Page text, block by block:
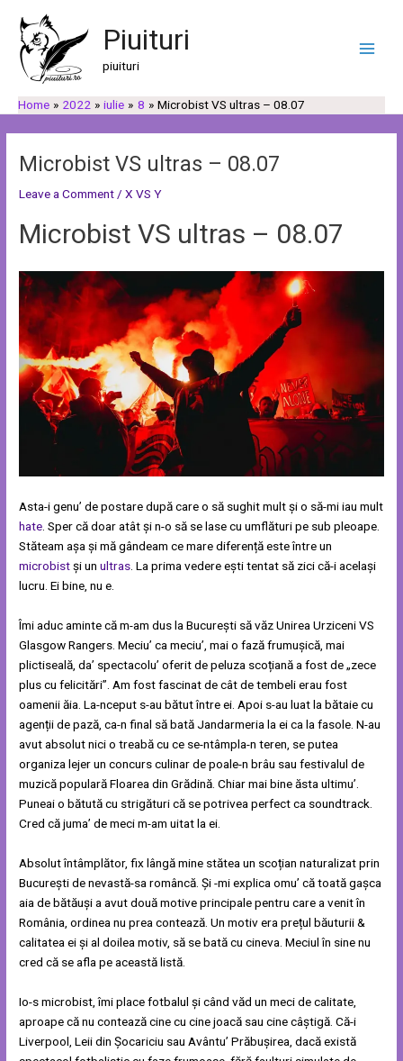
content
Piuituri
piuituri
Menu
Home 2022 iulie 8 Microbist VS ultras – 08.07
Microbist VS ultras – 08.07
Leave a Comment/X VS Y
Microbist VS ultras – 08.07
Asta-i genu’ de postare după care o să sughit mult și o să-mi iau mult
hate. Sper că doar atât și n-o să se lase cu umflături pe sub pleoape.
Stăteam așa și mă gândeam ce mare diferență este între un
microbistși unultras. La prima vedere ești tentat să zici că-i același
lucru. Ei bine, nu e.
Îmi aduc aminte că m-am dus la București să văz Unirea Urziceni VS
Glasgow Rangers. Meciu’ ca meciu’, mai o fază frumușică, mai
plictiseală, da’ spectacolu’ oferit de peluza scoțiană a fost de „zece
plus cu felicitări”. Am fost fascinat de cât de tembeli erau fost
oamenii ăia. La-nceput s-au bătut între ei. Apoi s-au luat la bătaie cu
agenții de pază, ca-n final să bată Jandarmeria la ei ca la fasole. N-au
avut absolut nici o treabă cu ce se-ntâmpla-n teren, se putea
organiza lejer un concurs culinar de poale-n brâu sau festivalul de
muzică populară Floarea din Grădină. Chiar mai bine ăsta ultimu’.
Puneai o bătută cu strigături că se potrivea perfect ca soundtrack.
Cred că juma’ de meci m-am uitat la ei.
Absolut întâmplător, fix lângă mine stătea un scoțian naturalizat prin
București de nevastă-sa româncă. Și -mi explica omu’ că toată gașca
aia de bătăuși a avut două motive principale pentru care a venit în
România, ordinea nu prea contează. Un motiv era prețul băuturii &
calitatea ei și al doilea motiv, să se bată cu cineva. Meciul în sine nu
cred că se afla pe această listă.
Io-s microbist, îmi place fotbalul și când văd un meci de calitate,
aproape că nu contează cine cu cine joacă sau cine câștigă. Că-i
Liverpool, Leii din Șocariciu sau Avântu’ Prăbușirea, dacă există
navigation
a
u
ă
a
t
g
o
r